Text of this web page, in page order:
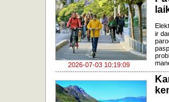
2026-07-03 10:19:09
ir